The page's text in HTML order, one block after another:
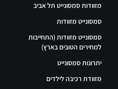
מזוודות סמסונייט תל אביב
סמסונייט מזוודות
סמסונייט מזוודות (התחייבות
למחירים הטובים בארץ)
יתרונות סמסונייט
מזוודת רכיבה לילדים